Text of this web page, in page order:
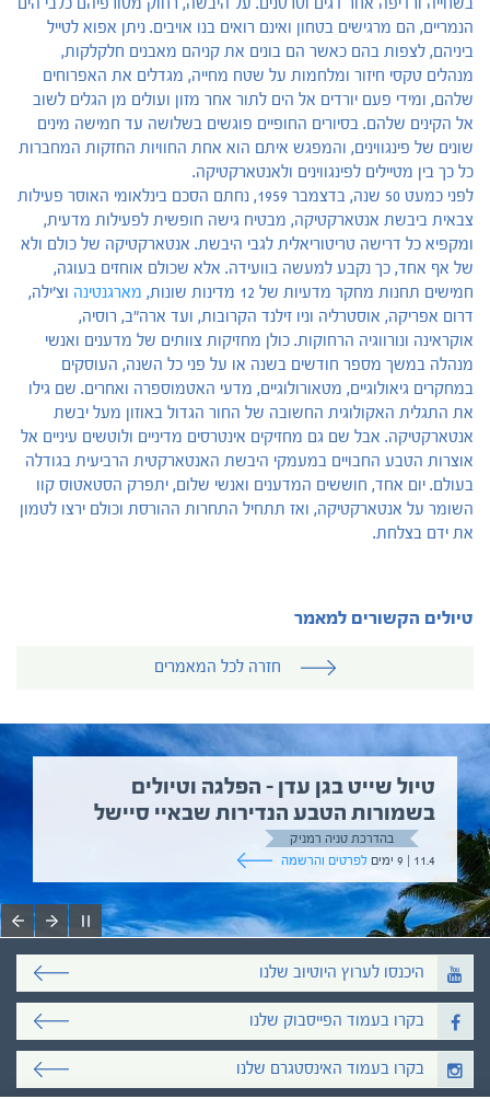
בשחייה ורדיפה אחר דגים וסרטנים. על היבשה, רחוק מטורפיהם כלבי הים
הנמריים, הם מרגישים בטחון ואינם רואים בנו אויבים. ניתן אפוא לטייל
ביניהם, לצפות בהם כאשר הם בונים את קניהם מאבנים חלקלקות,
מנהלים טקסי חיזור ומלחמות על שטח מחייה, מגדלים את האפרוחים
שלהם, ומידי פעם יורדים אל הים לתור אחר מזון ועולים מן הגלים לשוב
אל הקינים שלהם. בסיורים החופיים פוגשים בשלושה עד חמישה מינים
שונים של פינגווינים, והמפגש איתם הוא אחת החוויות החזקות המחברות
כל כך בין מטיילים לפינגווינים ולאנטארקטיקה.
לפני כמעט 50 שנה, בדצמבר 1959, נחתם הסכם בינלאומי האוסר פעילות
צבאית ביבשת אנטארקטיקה, מבטיח גישה חופשית לפעילות מדעית,
ומקפיא כל דרישה טריטוריאלית לגבי היבשת. אנטארקטיקה של כולם ולא
של אף אחד, כך נקבע למעשה בוועידה. אלא שכולם אוחזים בעוגה,
חמישים תחנות מחקר מדעיות של 12 מדינות שונות,
מארגנטינה וצ'ילה,
דרום אפריקה, אוסטרליה וניו זילנד הקרובות, ועד ארה"ב, רוסיה,
אוקראינה ונורווגיה הרחוקות. כולן מחזיקות צוותים של מדענים ואנשי
מנהלה במשך מספר חודשים בשנה או על פני כל השנה, העוסקים
במחקרים גיאולוגיים, מטאורולוגיים, מדעי האטמוספרה ואחרים. שם גילו
את התגלית האקולוגית החשובה של החור הגדול באוזון מעל יבשת
אנטארקטיקה. אבל שם גם מחזיקים אינטרסים מדיניים ולוטשים עיניים אל
אוצרות הטבע החבויים במעמקי היבשת האנטארקטית הרביעית בגודלה
בעולם. יום אחד, חוששים המדענים ואנשי שלום, יתפרק הסטאטוס קוו
השומר על אנטארקטיקה, ואז תתחיל התחרות ההורסת וכולם ירצו לטמון
את ידם בצלחת.
טיולים הקשורים למאמר
חזרה לכל המאמרים
טיול שייט בגן עדן – הפלגה וטיולים
בשמורות הטבע הנדירות שבאיי סיישל
בהדרכת טניה רמניק
11.4 | 9 ימים
לפרטים והרשמה
היכנסו לערוץ היוטיוב שלנו
בקרו בעמוד הפייסבוק שלנו
בקרו בעמוד האינסטגרם שלנו